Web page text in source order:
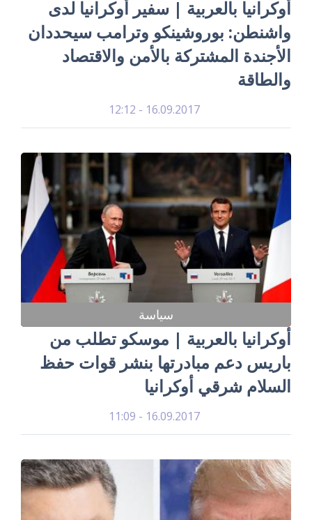
أوكرانيا بالعربية | سفير أوكرانيا لدى
واشنطن: بوروشينكو وترامب سيحددان
الأجندة المشتركة بالأمن والاقتصاد
والطاقة
16.09.2017 - 12:12
سياسة
أوكرانيا بالعربية | موسكو تطلب من
باريس دعم مبادرتها بنشر قوات حفظ
السلام شرقي أوكرانيا
16.09.2017 - 11:09